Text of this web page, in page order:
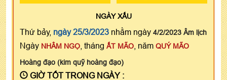
NGÀYXẤU
Thứ bảy, ngày 25/3/2023 nhằm ngày 4/2/2023 Âm lịch
Ngày NHÂM NGỌ , tháng ẤT MÃO , năm QUÝ MÃO
Hoàng đạo (kim quỹ hoàng đạo)
GIỜ TỐT TRONG NGÀY :